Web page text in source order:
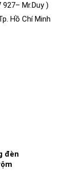
Mr.Duy )
Hồ Chí Minh
đèn